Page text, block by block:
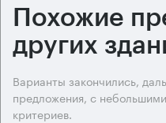
Похожие
других
Варианты закончились,
предложения, с
критериев.